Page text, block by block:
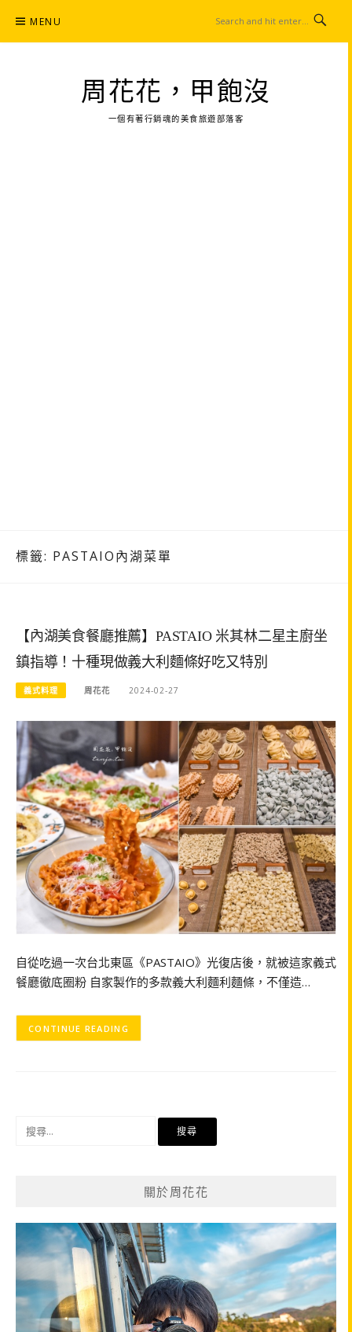
content
MENU
周花花，甲飽沒
一個有著行銷魂的美食旅遊部落客
標籤: PASTAIO內湖菜單
【內湖美食餐廳推薦】PASTAIO 米其林二星主廚坐
鎮指導！十種現做義大利麵條好吃又特別
義式料理 周花花 2024-02-27
自從吃過一次台北東區《PASTAIO》光復店後，就被這家義式
餐廳徹底圈粉 自家製作的多款義大利麵利麵條，不僅造…
CONTINUE READING
關於周花花